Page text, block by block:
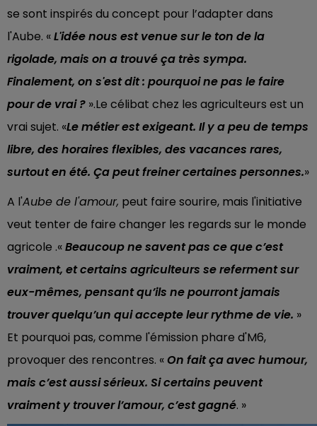
se sont inspirés du concept pour l’adapter dans
l'Aube. «L'idée nous est venue sur le ton de la
rigolade, mais on a trouvé ça très sympa.
Finalement, on s'est dit : pourquoi ne pas le faire
pour de vrai ? ».Le célibat chez les agriculteurs est un
vrai sujet. «Le métier est exigeant. Il y a peu de temps
libre, des horaires flexibles, des vacances rares,
surtout en été. Ça peut freiner certaines personnes.»
A l'Aube de l'amour, peut faire sourire, mais l'initiative
veut tenter de faire changer les regards sur le monde
agricole .«Beaucoup ne savent pas ce que c’est
vraiment, et certains agriculteurs se referment sur
eux-mêmes, pensant qu’ils ne pourront jamais
trouver quelqu’un qui accepte leur rythme de vie. »
Et pourquoi pas, comme l'émission phare d'M6,
provoquer des rencontres. «On fait ça avec humour,
mais c’est aussi sérieux. Si certains peuvent
vraiment y trouver l’amour, c’est gagné. »